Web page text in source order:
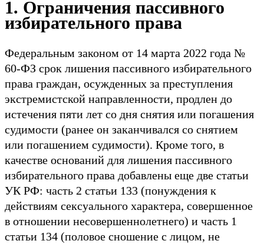
1. Ограничения пассивного
избирательного права
Федеральным законом от 14 марта 2022 года №
60-ФЗ срок лишения пассивного избирательного
права граждан, осужденных за преступления
экстремистской направленности, продлен до
истечения пяти лет со дня снятия или погашения
судимости (ранее он заканчивался со снятием
или погашением судимости). Кроме того, в
качестве оснований для лишения пассивного
избирательного права добавлены еще две статьи
УК РФ: часть 2 статьи 133 (понуждения к
действиям сексуального характера, совершенное
в отношении несовершеннолетнего) и часть 1
статьи 134 (половое сношение с лицом, не